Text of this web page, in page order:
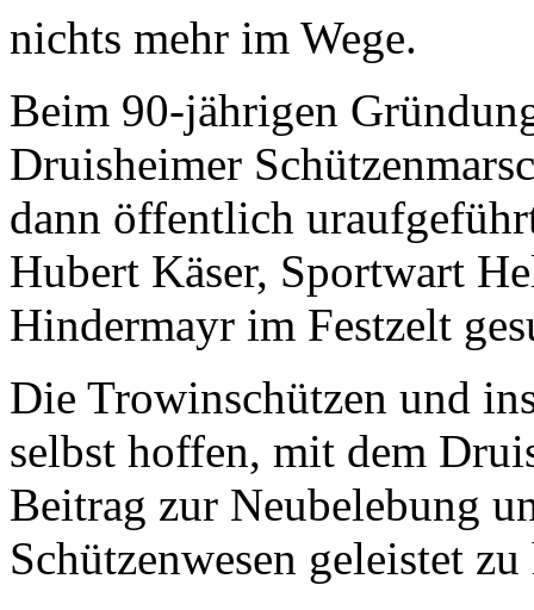
nichts mehr im Wege.
Beim 90-jährigen
Druisheimer
dann öffentlich
Hubert Käser, Sportwart
Hindermayr im Festzelt
Die Trowinschützen und
selbst hoffen, mit dem
Beitrag zur Neubelebung
Schützenwesen geleistet zu